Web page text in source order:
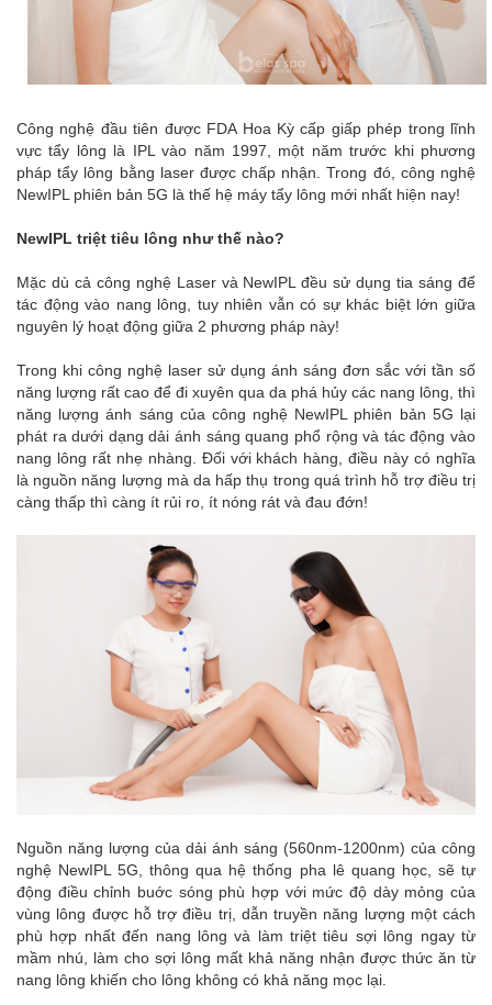
Công nghệ đầu tiên được FDA Hoa Kỳ cấp giấp phép trong lĩnh
vực tẩy lông là IPL vào năm 1997, một năm trước khi phương
pháp tẩy lông bằng laser được chấp nhận. Trong đó, công nghệ
NewIPL phiên bản 5G là thế hệ máy tẩy lông mới nhất hiện nay!
NewIPL triệt tiêu lông như thế nào?
Mặc dù cả công nghệ Laser và NewIPL đều sử dụng tia sáng để
tác động vào nang lông, tuy nhiên vẫn có sự khác biệt lớn giữa
nguyên lý hoạt động giữa 2 phương pháp này!
Trong khi công nghệ laser sử dụng ánh sáng đơn sắc với tần số
năng lượng rất cao để đi xuyên qua da phá hủy các nang lông, thì
năng lượng ánh sáng của công nghệ NewIPL phiên bản 5G lại
phát ra dưới dạng dải ánh sáng quang phổ rộng và tác động vào
nang lông rất nhẹ nhàng. Đối với khách hàng, điều này có nghĩa
là nguồn năng lượng mà da hấp thụ trong quá trình hỗ trợ điều trị
càng thấp thì càng ít rủi ro, ít nóng rát và đau đớn!
Nguồn năng lượng của dải ánh sáng (560nm-1200nm) của công
nghệ NewIPL 5G, thông qua hệ thống pha lê quang học, sẽ tự
động điều chỉnh buớc sóng phù hợp với mức độ dày mỏng của
vùng lông được hỗ trợ điều trị, dẫn truyền năng lượng một cách
phù hợp nhất đến nang lông và làm triệt tiêu sợi lông ngay từ
mầm nhú, làm cho sợi lông mất khả năng nhận được thức ăn từ
nang lông khiến cho lông không có khả năng mọc lại.